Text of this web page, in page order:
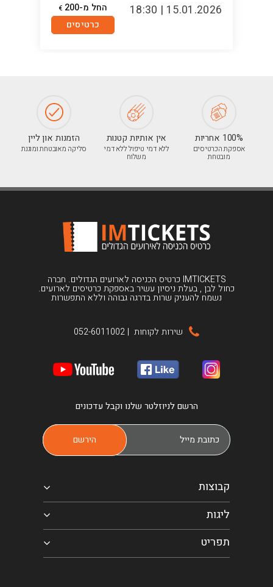
15.01.2026 | 18:30 החל מ-200 €
כרטיסים
100% אחריות
אספקת הכרטיסים
מובטחת
אין אותיות קטנות
ללא דמי טיפול ללא דמי
משלוח
הזמנות און ליין
סליקה מאובטחת ומוגנת
IMTICKETS כרטיס הכניסה לארועים הגדולים. חברה
כחול לבן , בעלת ניסיון עשיר באספקת כרטיסים לארועים.
נשמח להעניק שרות בדרגה גבוהה וללא התפשרות
שירות לקוחות |
052-6011002
הרשם לניוזלטר שלנו וקבל עדכונים
קבוצות
ליגות
תפריט